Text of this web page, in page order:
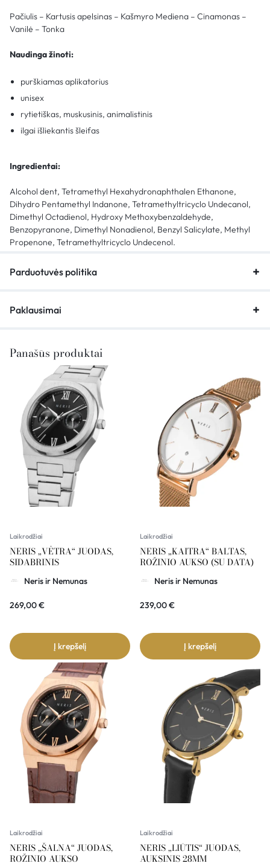
Pačiulis – Kartusis apelsinas – Kašmyro Mediena – Cinamonas –
Vanilė – Tonka
Naudinga žinoti:
purškiamas aplikatorius
unisex
rytietiškas, muskusinis, animalistinis
ilgai išliekantis šleifas
Ingredientai:
Alcohol dent, Tetramethyl Hexahydronaphthalen Ethanone,
Dihydro Pentamethyl Indanone, Tetramethyltricyclo Undecanol,
Dimethyl Octadienol, Hydroxy Methoxybenzaldehyde,
Benzopyranone, Dimethyl Nonadienol, Benzyl Salicylate, Methyl
Propenone, Tetramethyltricyclo Undecenol.
Parduotuvės politika
Paklausimai
Panašūs produktai
Laikrodžiai
NERIS „VĖTRA“ JUODAS,
SIDABRINIS
Neris ir Nemunas
269,00€
Į krepšelį
Laikrodžiai
NERIS „KAITRA“ BALTAS,
ROŽINIO AUKSO (SU DATA)
Neris ir Nemunas
239,00€
Į krepšelį
Laikrodžiai
NERIS „ŠALNA“ JUODAS,
ROŽINIO AUKSO
Laikrodžiai
NERIS „LIŪTIS“ JUODAS,
AUKSINIS 28MM